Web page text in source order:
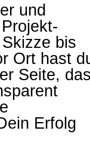
und
bis
Ort hast
Seite,
Erfolg